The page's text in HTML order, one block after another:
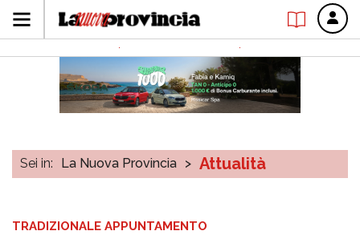
Sei in: La Nuova Provincia > Attualità
TRADIZIONALE APPUNTAMENTO